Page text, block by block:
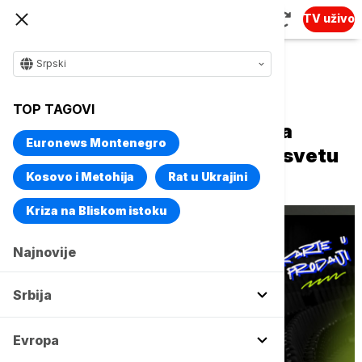
TV uživo
Srpski
TOP TAGOVI
Euronews Montenegro
Kosovo i Metohija Rat u Ukrajini
Kriza na Bliskom istoku
Najnovije
Srbija
Evropa
Urusai Con 2026 stiže u Sava
Centar: Tri dana posvećena svetu
popularne kulture